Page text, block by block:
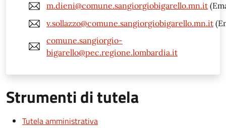
m.dieni@comune.sangiorgiobigarello.mn.it
v.sollazzo@comune.sangiorgiobigarello.mn.it
comune.sangiorgio-
bigarello@pec.regione.lombardia.it
Strumenti di tutela
Tutela amministrativa